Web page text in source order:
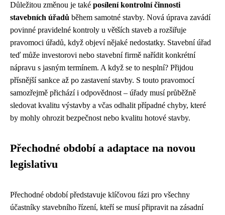
Důležitou změnou je také posílení kontrolní činnosti
stavebních úřadů během samotné stavby. Nová úprava zavádí
povinné pravidelné kontroly u větších staveb a rozšiřuje
pravomoci úřadů, když objeví nějaké nedostatky. Stavební úřad
teď může investorovi nebo stavební firmě nařídit konkrétní
nápravu s jasným termínem. A když se to nesplní? Přijdou
přísnější sankce až po zastavení stavby. S touto pravomocí
samozřejmě přichází i odpovědnost – úřady musí průběžně
sledovat kvalitu výstavby a včas odhalit případné chyby, které
by mohly ohrozit bezpečnost nebo kvalitu hotové stavby.
Přechodné období a adaptace na novou
legislativu
Přechodné období představuje klíčovou fázi pro všechny
účastníky stavebního řízení, kteří se musí připravit na zásadní